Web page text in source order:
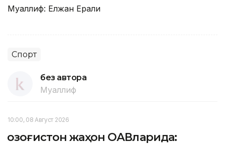
Муаллиф: Елжан Ерали
Спорт
без автора
Муаллиф
10:00, 08 Август 2026
Қозоғистон жаҳон ОАВларида: